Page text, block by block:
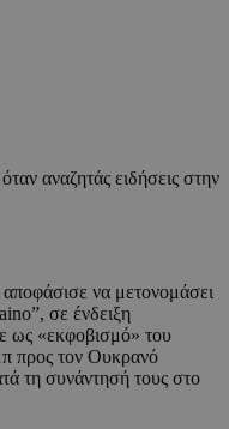
αναζητάς ειδήσεις στην
αποφάσισε να μετονομάσει
σε ένδειξη
ως «εκφοβισμό» του
προς τον Ουκρανό
τη συνάντησή τους στο